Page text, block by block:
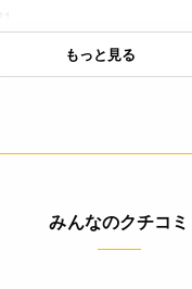
もっと見る
みんなのクチコミ